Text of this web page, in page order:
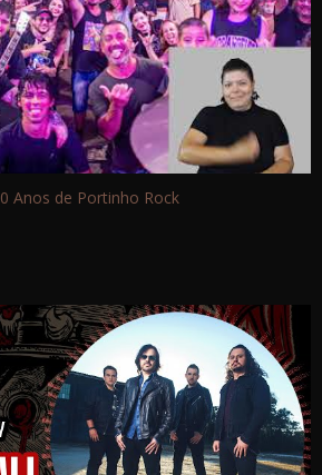
Anos de Portinho Rock